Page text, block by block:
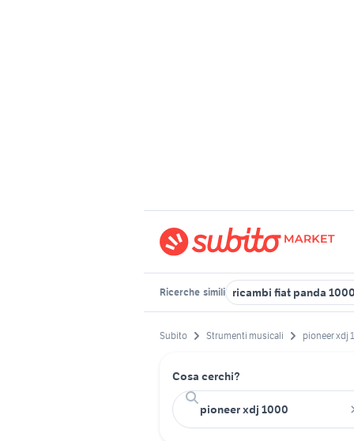
Ricerche simili ricambi fiat panda
Subito Strumenti musicali pioneer xdj
Cosa cerchi?